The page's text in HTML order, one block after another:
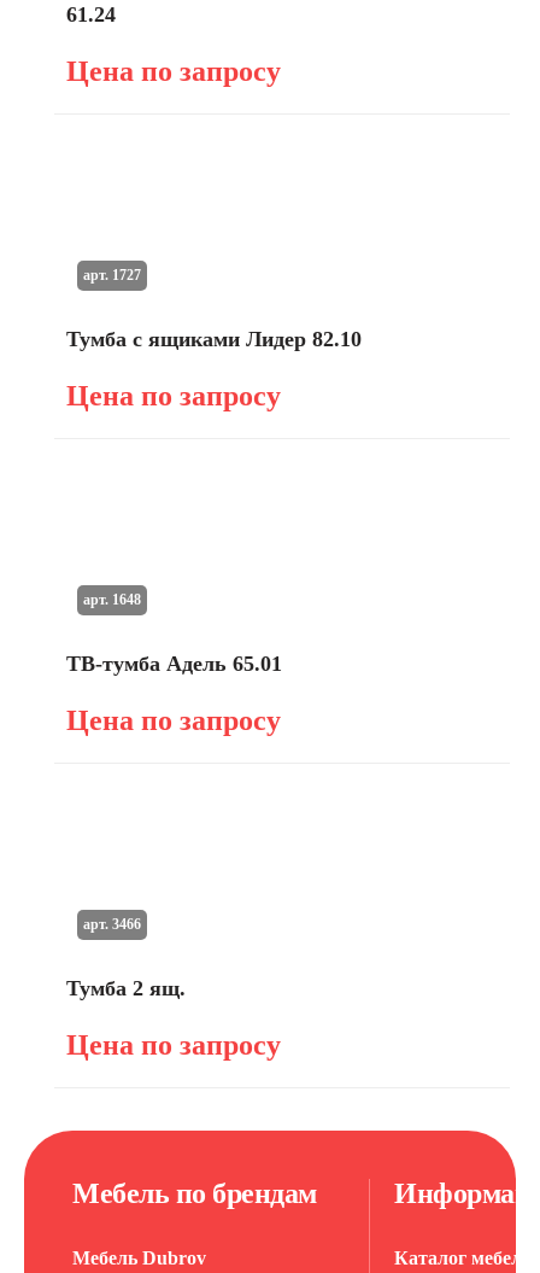
61.24
Цена по запросу
Тумба с ящиками Лидер 82.10
Цена по запросу
арт. 1727
ТВ-тумба Адель 65.01
Цена по запросу
арт. 1648
Тумба 2 ящ.
Цена по запросу
арт. 3466
Мебель по брендам
Мебель Dubrov Каталог мебели